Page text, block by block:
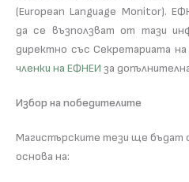
(European Language Monitor).
да се възползват от тази
директно със Секретариата
членки на ЕФНЕИ за
Избор на победителите
Магистърските тези ще бъдат
основа на: